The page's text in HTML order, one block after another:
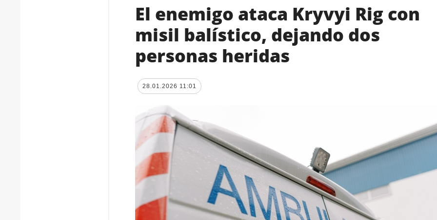
El enemigo ataca Kryvyi Rig con
misil balístico, dejando dos
personas heridas
28.01.2026 11:01